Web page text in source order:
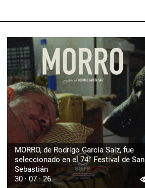
MORRO, de Rodrigo García Saiz, fue
seleccionado en el 74° Festival de San
Sebastián
30 · 07 · 26